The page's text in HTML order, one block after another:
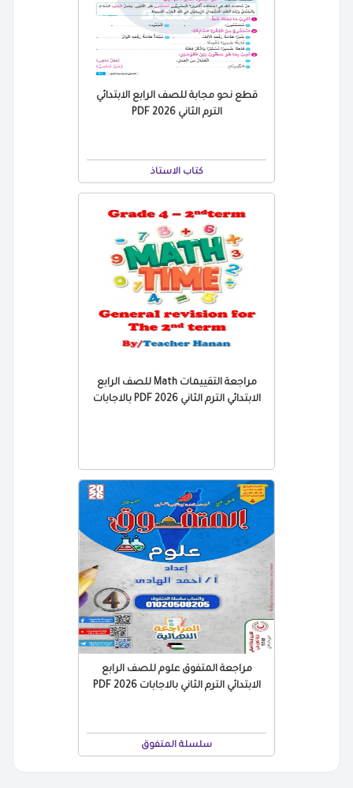
قطع نحو مجابة للصف الرابع الابتدائي
الترم الثاني 2026 PDF
كتاب الاستاذ
مراجعة التقييمات Math للصف الرابع
الابتدائي الترم الثاني 2026 PDF بالاجابات
مراجعة المتفوق علوم للصف الرابع
الابتدائي الترم الثاني بالاجابات 2026 PDF
سلسلة المتفوق